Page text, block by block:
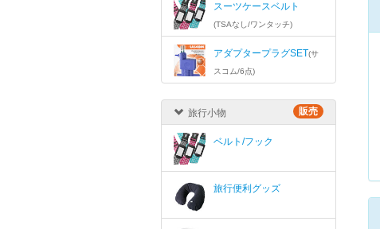
スーツケースベルト
(TSAなし/ワンタッチ)
アダプタープラグSET(サ
スコム/6点)
旅行小物 販売
ベルト/フック
旅行便利グッズ